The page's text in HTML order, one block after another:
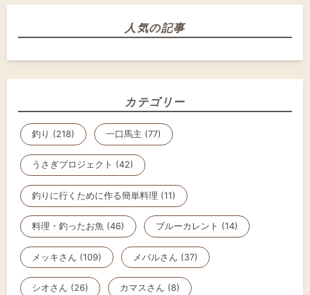
人気の記事
カテゴリー
釣り (218) 一口馬主 (77)
うさぎプロジェクト (42)
釣りに行くために作る簡単料理 (11)
料理・釣ったお魚 (46) ブルーカレント (14)
メッキさん (109) メバルさん (37)
シオさん (26) カマスさん (8)